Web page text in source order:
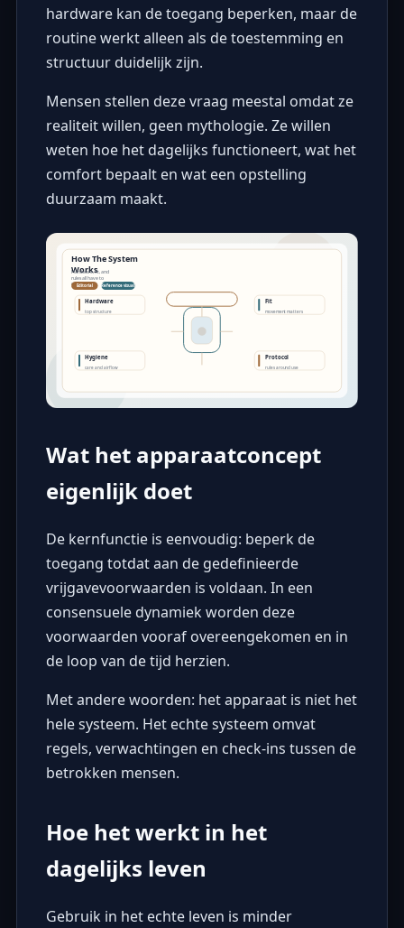
hardware kan de toegang beperken, maar de
routine werkt alleen als de toestemming en
structuur duidelijk zijn.
Mensen stellen deze vraag meestal omdat ze
realiteit willen, geen mythologie. Ze willen
weten hoe het dagelijks functioneert, wat het
comfort bepaalt en wat een opstelling
duurzaam maakt.
Wat het apparaatconcept
eigenlijk doet
De kernfunctie is eenvoudig: beperk de
toegang totdat aan de gedefinieerde
vrijgavevoorwaarden is voldaan. In een
consensuele dynamiek worden deze
voorwaarden vooraf overeengekomen en in
de loop van de tijd herzien.
Met andere woorden: het apparaat is niet het
hele systeem. Het echte systeem omvat
regels, verwachtingen en check-ins tussen de
betrokken mensen.
Hoe het werkt in het
dagelijks leven
Gebruik in het echte leven is minder